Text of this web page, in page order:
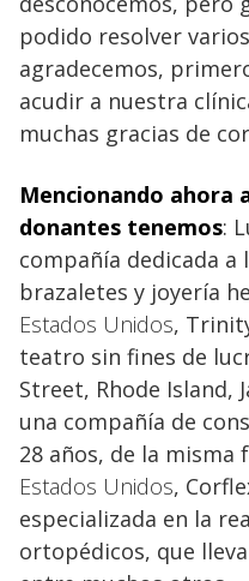
podido resolver
agradecemos,
acudir a nuestra
muchas gracias de
Mencionando ahora
donantes tenemos:
compañía dedicada a
brazaletes y joyería
Estados Unidos,
teatro sin fines de
Street, Rhode Island,
una compañía de
28 años, de la misma
Estados Unidos,
especializada en la
ortopédicos, que